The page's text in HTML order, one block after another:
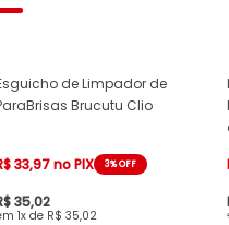
de Limpador de
Brucutu Clio
33,97 no PIX 3% OFF
35,02
1x de R$ 35,02